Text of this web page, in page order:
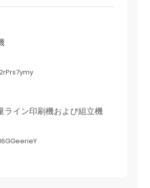
ライン印刷機および組立機